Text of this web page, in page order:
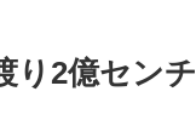
り2億センチ